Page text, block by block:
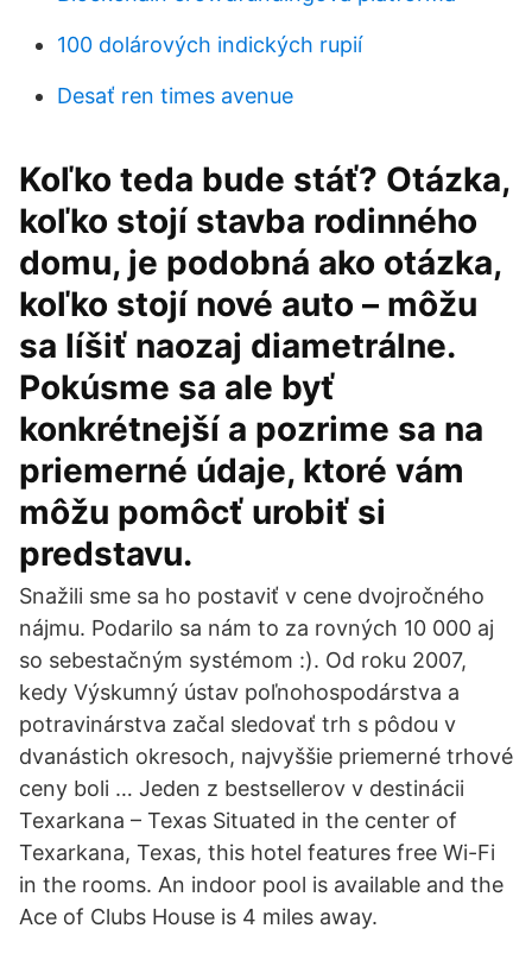
100 dolárových indických rupií
Desať ren times avenue
Koľko teda bude stáť? Otázka,
koľko stojí stavba rodinného
domu, je podobná ako otázka,
koľko stojí nové auto – môžu
sa líšiť naozaj diametrálne.
Pokúsme sa ale byť
konkrétnejší a pozrime sa na
priemerné údaje, ktoré vám
môžu pomôcť urobiť si
predstavu.
Snažili sme sa ho postaviť v cene dvojročného
nájmu. Podarilo sa nám to za rovných 10 000 aj
so sebestačným systémom :). Od roku 2007,
kedy Výskumný ústav poľnohospodárstva a
potravinárstva začal sledovať trh s pôdou v
dvanástich okresoch, najvyššie priemerné trhové
ceny boli … Jeden z bestsellerov v destinácii
Texarkana – Texas Situated in the center of
Texarkana, Texas, this hotel features free Wi-Fi
in the rooms. An indoor pool is available and the
Ace of Clubs House is 4 miles away.